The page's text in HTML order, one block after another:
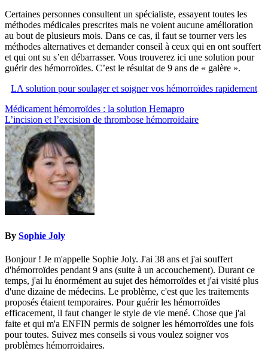
Certaines personnes consultent un spécialiste, essayent toutes les
méthodes médicales prescrites mais ne voient aucune amélioration
au bout de plusieurs mois. Dans ce cas, il faut se tourner vers les
méthodes alternatives et demander conseil à ceux qui en ont souffert
et qui ont su s’en débarrasser. Vous trouverez ici une solution pour
guérir des hémorroïdes. C’est le résultat de 9 ans de « galère ».
LA solution pour soulager et soigner vos hémorroïdes rapidement
Navigation
de
l’article
Médicament hémorroïdes : la solution Hemapro
L’incision et l’excision de thrombose hémorroïdaire
By Sophie Joly
Bonjour ! Je m'appelle Sophie Joly. J'ai 38 ans et j'ai souffert
d'hémorroïdes pendant 9 ans (suite à un accouchement). Durant ce
temps, j'ai lu énormément au sujet des hémorroïdes et j'ai visité plus
d'une dizaine de médecins. Le problème, c'est que les traitements
proposés étaient temporaires. Pour guérir les hémorroïdes
efficacement, il faut changer le style de vie mené. Chose que j'ai
faite et qui m'a ENFIN permis de soigner les hémorroïdes une fois
pour toutes. Suivez mes conseils si vous voulez soigner vos
problèmes hémorroïdaires.